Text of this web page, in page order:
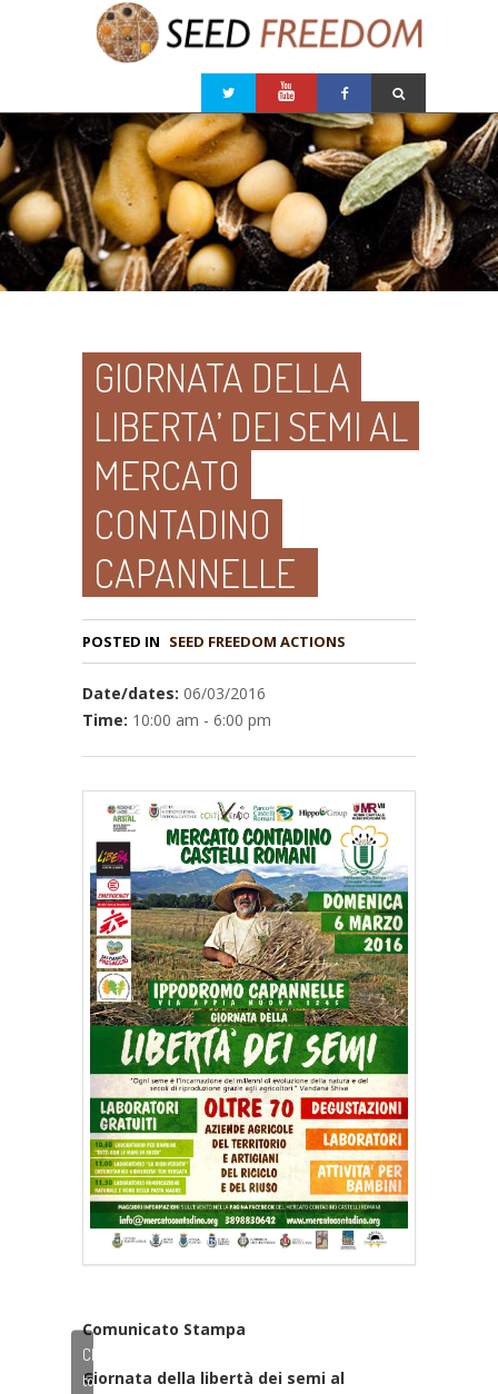
GIORNATA DELLA
LIBERTA’ DEI SEMI AL
MERCATO
CONTADINO
CAPANNELLE
POSTED IN
Date/dates: 06/03/2016
Time: 10:00 am - 6:00 pm
Comunicato Stampa
Giornata della libertà dei semi al
Click
to